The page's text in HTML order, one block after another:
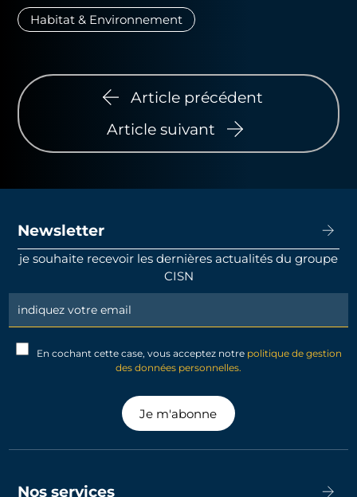
Habitat & Environnement
Article précédent
Article suivant
Newsletter
je souhaite recevoir les dernières actualités du groupe
CISN
Newsletter
Signup
En cochant cette case, vous acceptez notre politique de gestion
des données personnelles.
Je m'abonne
Nos services